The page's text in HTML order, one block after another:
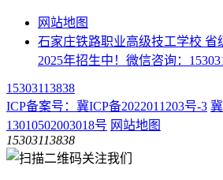
网站地图
石家庄铁路职业高级技工学校 省
2025年招生中！微信咨询：
15303113838
ICP备案号：冀ICP备2022011203号-3
13010502003018号 网站地图
15303113838